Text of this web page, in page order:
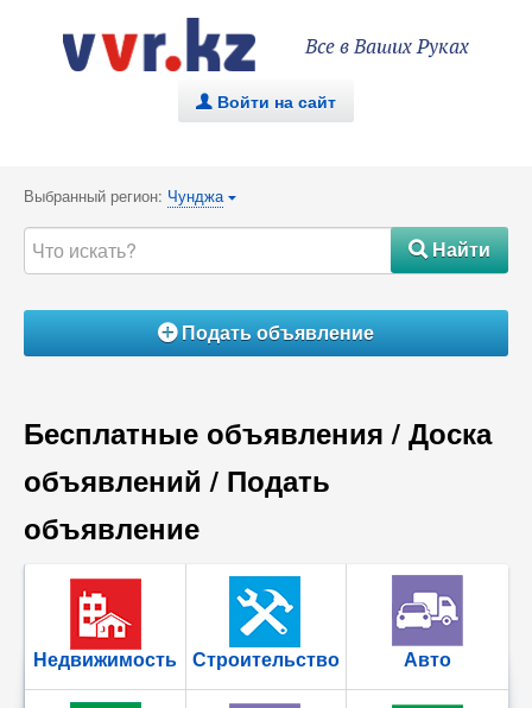
Все в Ваших Руках
. Войти на сайт
Выбранный регион: Чунджа {
#Найти
ÁПодать объявление
Бесплатные объявления / Доска
объявлений / Подать
объявление
Недвижимость Строительство Авто